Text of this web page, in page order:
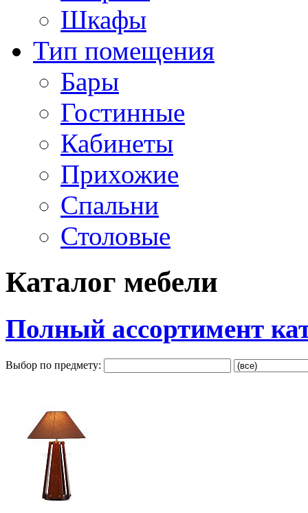
Шкафы
Тип помещения
Бары
Гостинные
Кабинеты
Прихожие
Спальни
Столовые
Каталог мебели
Полный ассортимент
Выбор по предмету: